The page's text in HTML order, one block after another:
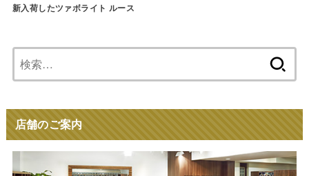
新入荷したツァボライト ルース
索:
店舗のご案内